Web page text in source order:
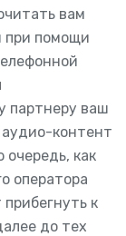
вам
при помощи
партнеру ваш
контент
очередь, как
оператора
к
до тех